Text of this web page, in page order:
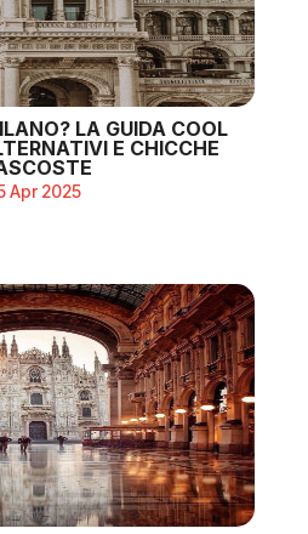
LA GUIDA COOL
E CHICCHE
Apr 2025